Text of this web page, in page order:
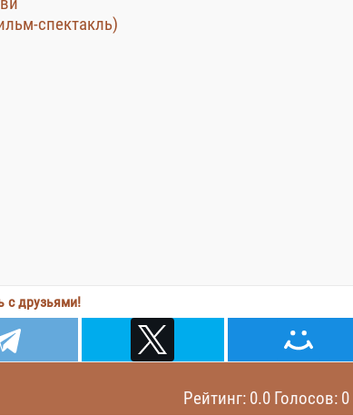
спектакль)
с друзьями!
Рейтинг: 0.0 Голосов: 0